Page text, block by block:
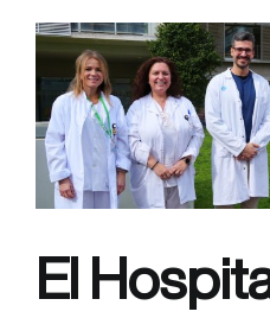
la
Semana
Sin
Humo
con
una
mesa
informativa
Parc
El